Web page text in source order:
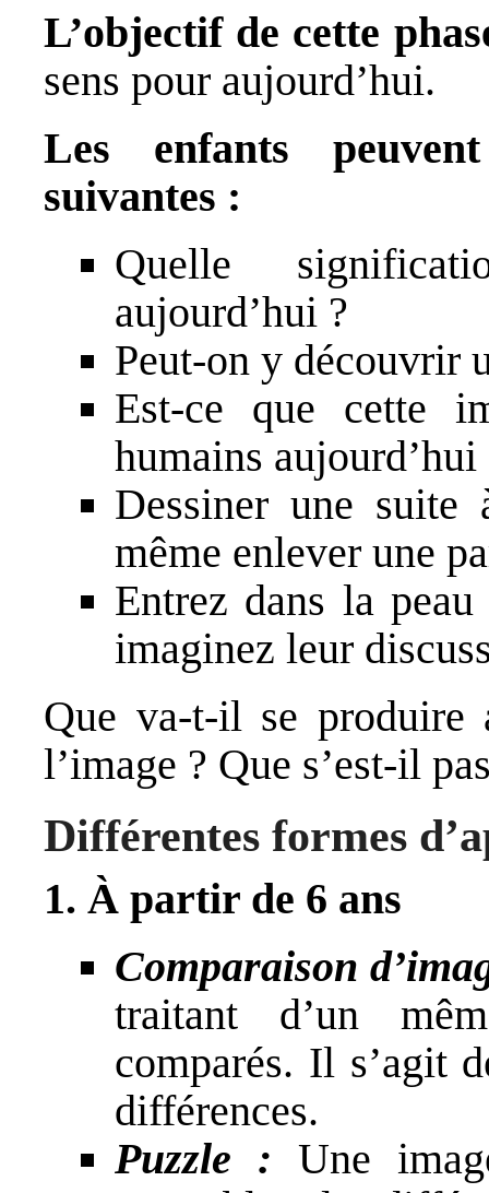
L’objectif de cette
sens pour aujourd’hui.
Les enfants
suivantes :
Quelle
aujourd’hui ?
Peut-on y découvrir
Est-ce que cette
humains
Dessiner une suite
même enlever une
Entrez dans la peau
imaginez leur
Que va-t-il se produire
l’image ? Que s’est-il
Différentes formes
1. À partir de 6 ans
Comparaison
traitant d’un
comparés. Il s’agit
différences.
Puzzle :Une